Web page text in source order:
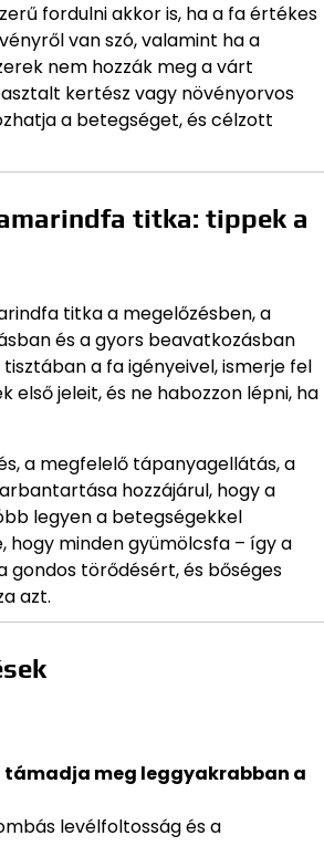
fordulni akkor is, ha a fa értékes
van szó, valamint ha a
nem hozzák meg a várt
kertész vagy növényorvos
a betegséget, és célzott
titka: tippek a
titka a megelőzésben, a
és a gyors beavatkozásban
tisztában a fa igényeivel, ismerje fel
első jeleit, és ne habozzon lépni, ha
a megfelelő tápanyagellátás, a
hozzájárul, hogy a
legyen a betegségekkel
hogy minden gyümölcsfa – így a
gondos törődésért, és bőséges
azt.
támadja meg leggyakrabban a
levélfoltosság és a